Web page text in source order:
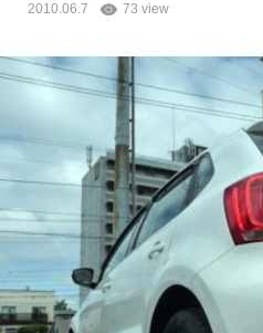
2010.06.7 73 view